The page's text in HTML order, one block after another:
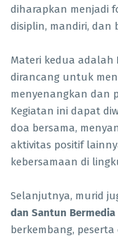
diharapkan menjadi
disiplin, mandiri, dan
Materi kedua adalah
dirancang untuk
menyenangkan dan
Kegiatan ini dapat
doa bersama,
aktivitas positif
kebersamaan di
Selanjutnya, murid
dan Santun Bermedia
berkembang,